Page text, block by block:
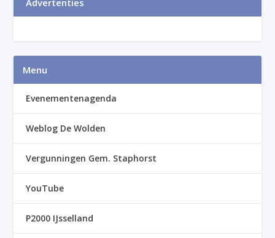
Menu
Evenementenagenda
Weblog De Wolden
Vergunningen Gem. Staphorst
YouTube
P2000 IJsselland